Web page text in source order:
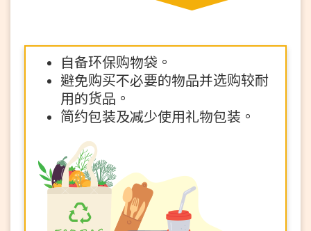
自备环保购物袋。
避免购买不必要的物品并选购较耐
用的货品。
简约包装及减少使用礼物包装。